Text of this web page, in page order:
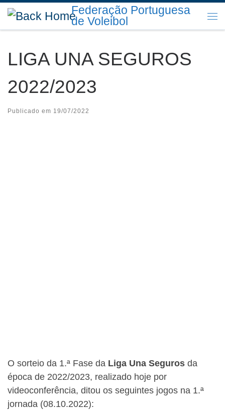
Skip to content Federação Portuguesa
de Voleibol
LIGA UNA SEGUROS
2022/2023
Publicado em 19/07/2022
O sorteio da 1.ª Fase da Liga Una Seguros da
época de 2022/2023, realizado hoje por
videoconferência, ditou os seguintes jogos na 1.ª
jornada (08.10.2022):